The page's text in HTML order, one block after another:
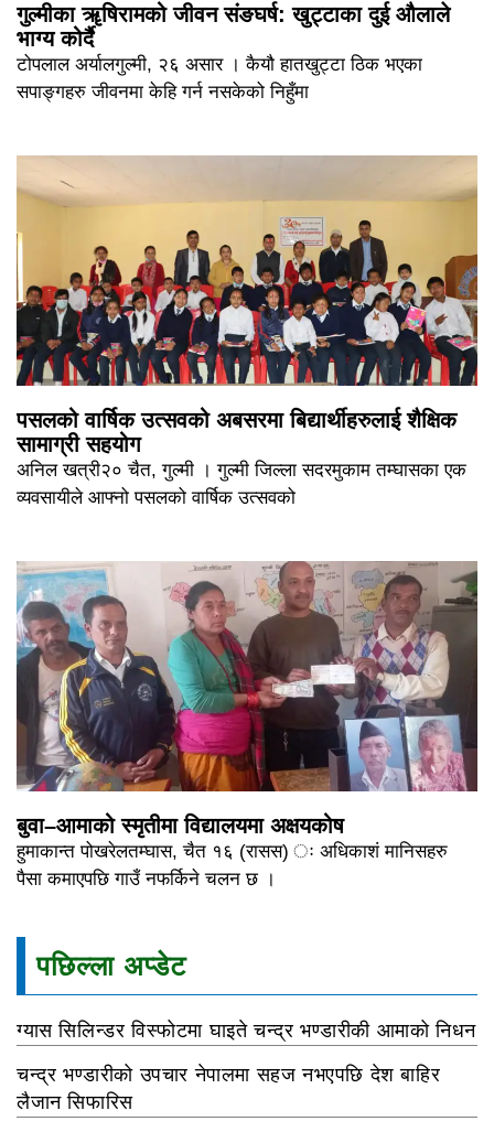
गुल्मीका ॠषिरामको जीवन संङघर्ष: खुट्टाका दुई औलाले
भाग्य कोर्दै
टोपलाल अर्यालगुल्मी, २६ असार । कैयौ हातखुट्टा ठिक भएका
सपाङ्गहरु जीवनमा केहि गर्न नसकेको निहुँमा
पसलको वार्षिक उत्सवको अबसरमा बिद्यार्थीहरुलाई शैक्षिक
सामाग्री सहयोग
अनिल खत्री२० चैत, गुल्मी । गुल्मी जिल्ला सदरमुकाम तम्घासका एक
व्यवसायीले आफ्नो पसलको वार्षिक उत्सवको
बुवा–आमाको स्मृतीमा विद्यालयमा अक्षयकोष
हुमाकान्त पोखरेलतम्घास, चैत १६ (रासस) ः अधिकाशं मानिसहरु
पैसा कमाएपछि गाउँ नफर्किने चलन छ ।
पछिल्ला अप्डेट
ग्यास सिलिन्डर विस्फोटमा घाइते चन्द्र भण्डारीकी आमाको निधन
चन्द्र भण्डारीको उपचार नेपालमा सहज नभएपछि देश बाहिर
लैजान सिफारिस